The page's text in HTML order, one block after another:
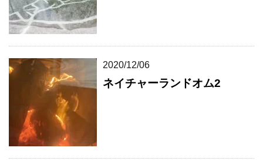
2020/12/06
ネイチャーランドオム2